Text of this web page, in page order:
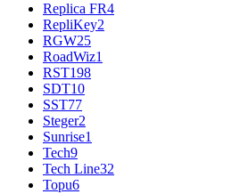
Replica FR4
RepliKey2
RGW25
RoadWiz1
RST198
SDT10
SST77
Steger2
Sunrise1
Tech9
Tech Line32
Topu6